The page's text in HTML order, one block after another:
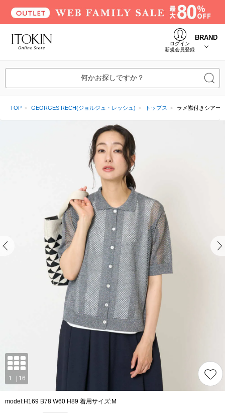
ログイン
新規会員登録
BRAND
何かお探しですか？
TOP GEORGES RECH(ジョルジュ・レッシュ) トップス ラメ襟付きシアー
model:H169 B78 W60 H89 着用サイズ:M